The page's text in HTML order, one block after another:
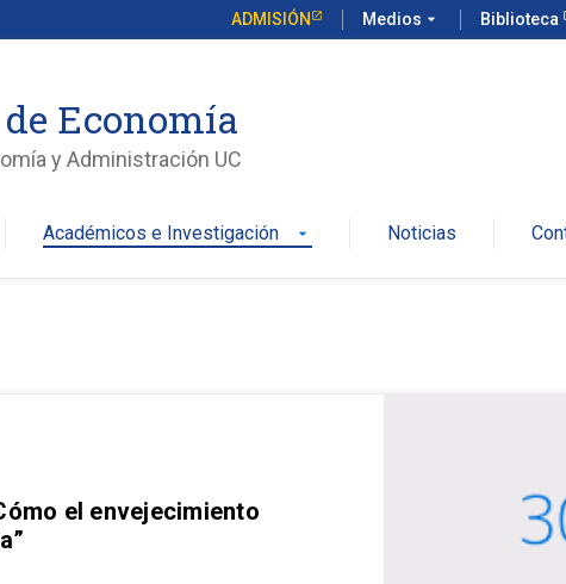
ADMISIÓN Medios arrow_drop_down Biblioteca
Economía
y Administración UC
Académicos e Investigación arrow_drop_down Noticias
el envejecimiento